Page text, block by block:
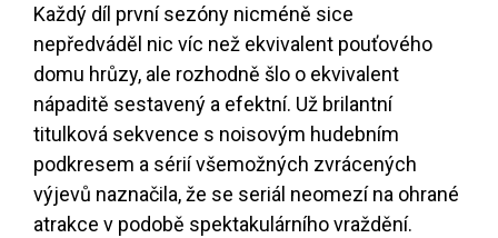
Každý díl první sezóny nicméně sice
nepředváděl nic víc než ekvivalent pouťového
domu hrůzy, ale rozhodně šlo o ekvivalent
nápaditě sestavený a efektní. Už brilantní
titulková sekvence s noisovým hudebním
podkresem a sérií všemožných zvrácených
výjevů naznačila, že se seriál neomezí na ohrané
atrakce v podobě spektakulárního vraždění.